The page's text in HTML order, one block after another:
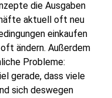
die Ausgaben
aktuell oft neu
einkaufen
ändern. Außerdem
Probleme:
gerade, dass viele
sich deswegen